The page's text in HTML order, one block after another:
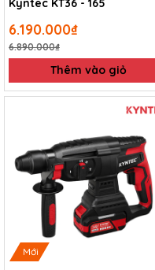
Kyntec KT36 - 165
6.190.000₫
6.890.000₫
Thêm vào giỏ
Mới